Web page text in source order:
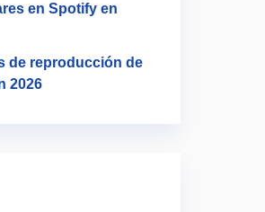
en Spotify en
de reproducción de
2026